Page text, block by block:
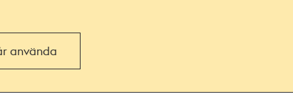
använda